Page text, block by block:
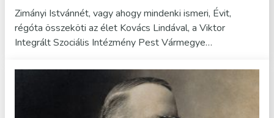
Zimányi Istvánnét, vagy ahogy mindenki ismeri, Évit,
régóta összeköti az élet Kovács Lindával, a Viktor
Integrált Szociális Intézmény Pest Vármegye…